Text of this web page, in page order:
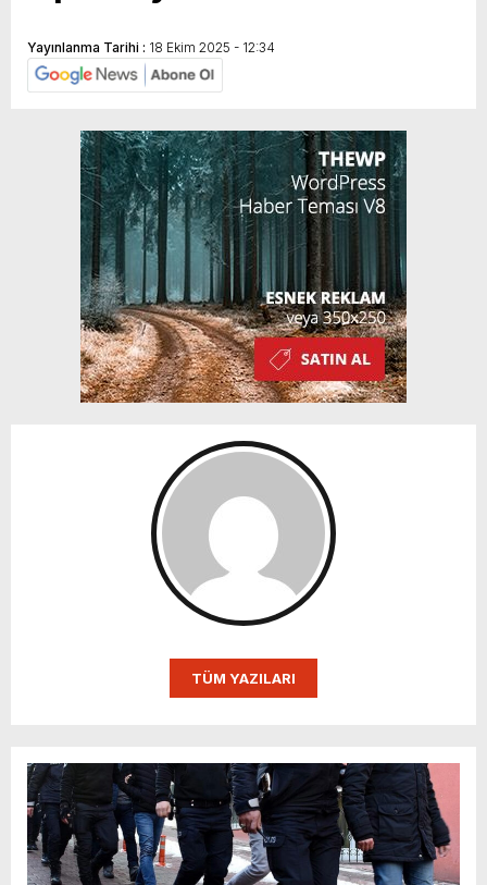
Yayınlanma Tarihi : 18 Ekim 2025 - 12:34
TÜM YAZILARI